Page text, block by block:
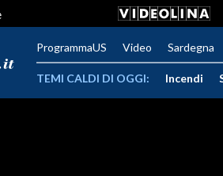
ProgrammaUS Video Sardegna
TEMI CALDI DI OGGI: Incendi